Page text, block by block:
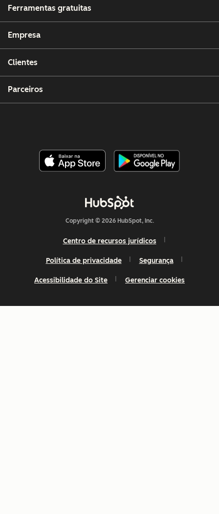
Ferramentas gratuitas
Empresa
Clientes
Parceiros
Copyright © 2026 HubSpot, Inc.
Centro de recursos jurídicos
Política de privacidade Segurança
Acessibilidade do Site Gerenciar cookies